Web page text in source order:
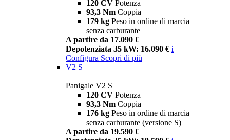
120 CV Potenza
93,3 Nm Coppia
179 kg Peso in ordine di marcia
senza carburante
A partire da 17.090 €
Depotenziata 35 kW: 16.090 € i
Configura Scopri di più
V2 S
Panigale V2 S
120 CV Potenza
93,3 Nm Coppia
176 kg Peso in ordine di marcia
senza carburante (versione S)
A partire da 19.590 €